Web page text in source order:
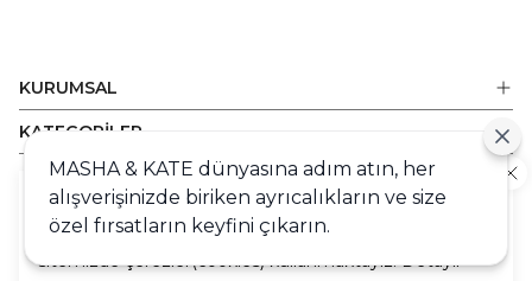
Cookie
Sizlere en iyi alışveriş deneyimini sunabilmek adına
sitemizde çerezler(cookies) kullanmaktayız. Detaylı
KURUMSAL
KATEGORİLER
ALIŞVERİŞ
DESTEK
MASHA & KATE dünyasına adım atın, her
alışverişinizde biriken ayrıcalıkların ve size
özel fırsatların keyfini çıkarın.